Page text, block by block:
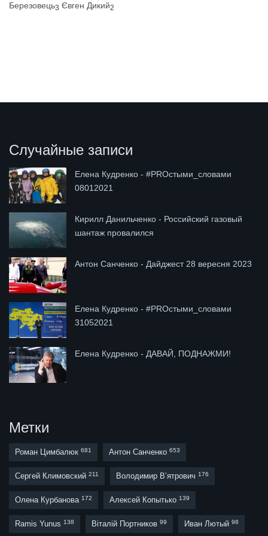
Березовець3 Євген Дикий2
Случайные записи
Елена Кудренко - #PROстыми_словами
08012021
Кирилл Данильченко - Российский газовый
шантаж провалился
Антон Санченко - Дайджест 28 вересня 2023
Елена Кудренко - #PROстыми_словами
31052021
Елена Кудренко - ДАВАЙ, ПОДНАЖМИ!
Метки
Роман Цимбалюк 681 Антон Санченко 653
Сергей Климовский 211 Володимир В’ятрович 176
Олена Курбанова 172 Алексей Копытько 139
Ramis Yunus 138 Віталій Портников 99 Иван Лютый 98